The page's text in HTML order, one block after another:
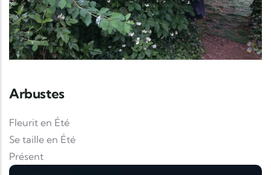
Arbustes
Fleurit en Été
Se taille en Été
Présent